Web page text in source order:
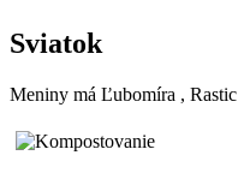
Sviatok
Meniny má Ľubomíra , Rastic